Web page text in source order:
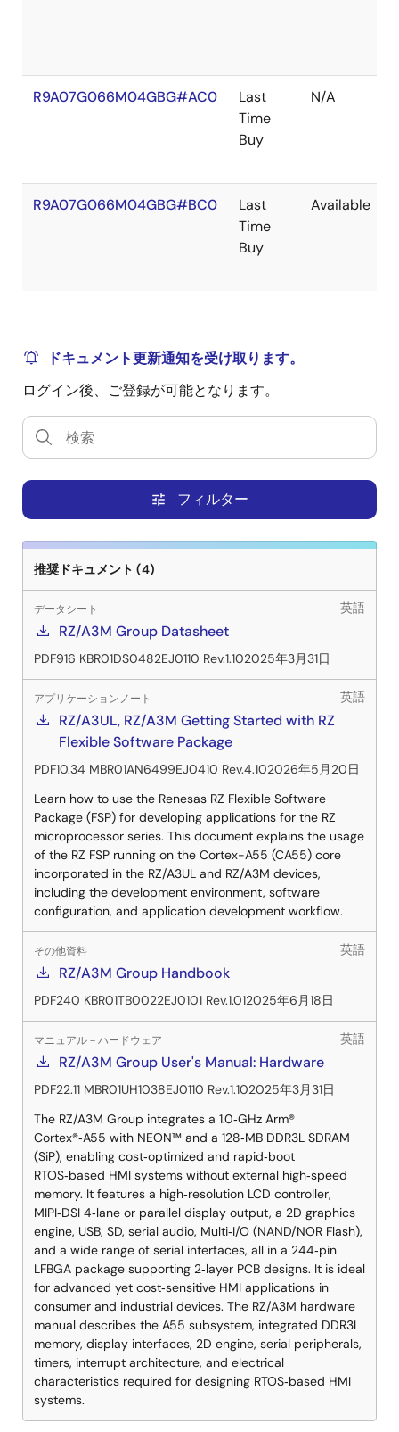
R9A07G066M04GBG#AC0
Last
Time
Buy
N/A
R9A07G066M04GBG#BC0
Last
Time
Buy
Available
ドキュメント更新通知を受け取ります。
ログイン後、ご登録が可能となります。
tune フィルター
推奨ドキュメント (4)
データシート 英語
RZ/A3M Group Datasheet
PDF916 KBR01DS0482EJ0110 Rev.1.102025年3月31日
アプリケーションノート 英語
RZ/A3UL, RZ/A3M Getting Started with RZ
Flexible Software Package
PDF10.34 MBR01AN6499EJ0410 Rev.4.102026年5月20日
Learn how to use the Renesas RZ Flexible Software
Package (FSP) for developing applications for the RZ
microprocessor series. This document explains the usage
of the RZ FSP running on the Cortex-A55 (CA55) core
incorporated in the RZ/A3UL and RZ/A3M devices,
including the development environment, software
configuration, and application development workflow.
その他資料 英語
RZ/A3M Group Handbook
PDF240 KBR01TB0022EJ0101 Rev.1.012025年6月18日
マニュアル－ハードウェア 英語
RZ/A3M Group User's Manual: Hardware
PDF22.11 MBR01UH1038EJ0110 Rev.1.102025年3月31日
The RZ/A3M Group integrates a 1.0‑GHz Arm®
Cortex®‑A55 with NEON™ and a 128‑MB DDR3L SDRAM
(SiP), enabling cost‑optimized and rapid‑boot
RTOS‑based HMI systems without external high‑speed
memory. It features a high‑resolution LCD controller,
MIPI‑DSI 4‑lane or parallel display output, a 2D graphics
engine, USB, SD, serial audio, Multi‑I/O (NAND/NOR Flash),
and a wide range of serial interfaces, all in a 244‑pin
LFBGA package supporting 2‑layer PCB designs. It is ideal
for advanced yet cost‑sensitive HMI applications in
consumer and industrial devices. The RZ/A3M hardware
manual describes the A55 subsystem, integrated DDR3L
memory, display interfaces, 2D engine, serial peripherals,
timers, interrupt architecture, and electrical
characteristics required for designing RTOS‑based HMI
systems.